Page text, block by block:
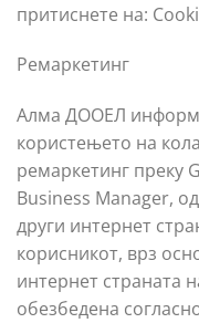
притиснете на:
Ремаркетинг
Алма ДООЕЛ
користењето на
ремаркетинг преку
Business Manager,
други интернет
корисникот, врз
интернет страната
обезбедена